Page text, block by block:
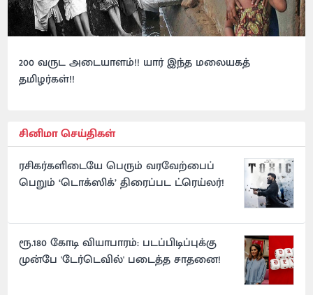
200 வருட அடையாளம்!! யார் இந்த மலையகத்
தமிழர்கள்!!
சினிமா செய்திகள்
ரசிகர்களிடையே பெரும் வரவேற்பைப்
பெறும் ‘டொக்ஸிக்’ திரைப்பட ட்ரெய்லர்!
ரூ.180 கோடி வியாபாரம்: படப்பிடிப்புக்கு
முன்பே 'டேர்டெவில்' படைத்த சாதனை!